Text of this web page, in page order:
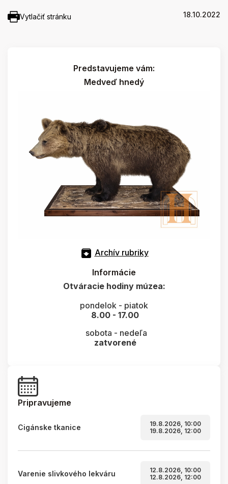
Vytlačiť stránku 18.10.2022
Predstavujeme vám:
Medveď hnedý
Archív rubriky
Informácie
Otváracie hodiny múzea:
pondelok - piatok
8.00 - 17.00
sobota - nedeľa
zatvorené
Pripravujeme
Cigánske tkanice
19.8.2026, 10:00
19.8.2026, 12:00
Varenie slivkového lekváru
12.8.2026, 10:00
12.8.2026, 12:00